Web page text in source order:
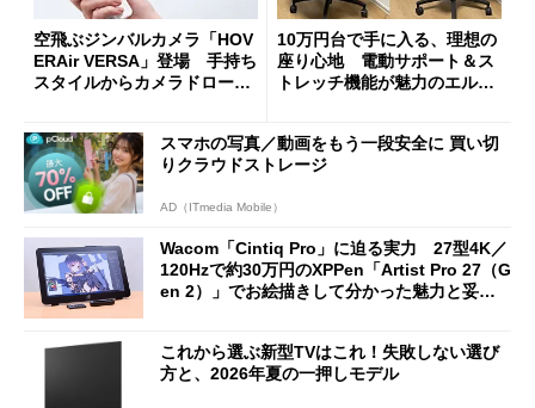
空飛ぶジンバルカメラ「HOV
ERAir VERSA」登場 手持ち
スタイルからカメラドローン
10万円台で手に入る、理想の
座り心地 電動サポート＆ス
トレッチ機能が魅力のエルゴ
スマホの写真／動画をもう一段安全に 買い切
りクラウドストレージ
AD（ITmedia Mobile）
Wacom「Cintiq Pro」に迫る実力 27型4K／
120Hzで約30万円のXPPen「Artist Pro 27（G
en 2）」でお絵描きして分かった魅力と妥協
これから選ぶ新型TVはこれ！失敗しない選び
方と、2026年夏の一押しモデル